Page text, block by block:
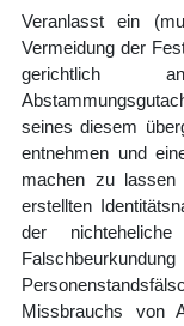
Veranlasst ein
Vermeidung der
gerichtlich
seines diesem
entnehmen und
machen zu lassen
erstellten
der
Missbrauchs von